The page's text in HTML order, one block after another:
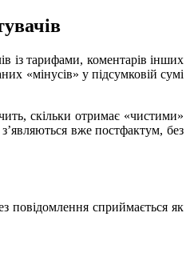
із тарифами, коментарів інших
«мінусів» у підсумковій сумі
скільки отримає «чистими»
вже постфактум, без
повідомлення сприймається як